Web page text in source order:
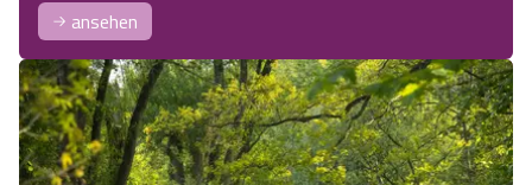
ansehen